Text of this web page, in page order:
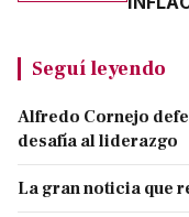
Seguí leyendo
Alfredo Cornejo
desafía al liderazgo
La gran noticia que